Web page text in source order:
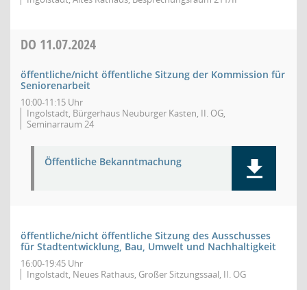
DO 11.07.2024
öffentliche/nicht öffentliche Sitzung der Kommission für
Seniorenarbeit
10:00-11:15 Uhr
Ingolstadt, Bürgerhaus Neuburger Kasten, II. OG,
Seminarraum 24
Öffentliche Bekanntmachung
öffentliche/nicht öffentliche Sitzung des Ausschusses
für Stadtentwicklung, Bau, Umwelt und Nachhaltigkeit
16:00-19:45 Uhr
Ingolstadt, Neues Rathaus, Großer Sitzungssaal, II. OG